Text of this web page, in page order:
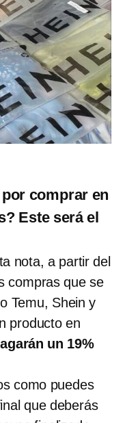
comprar en
Este será el
nota, a partir del
compras que se
Temu, Shein y
producto en
un 19%
como puedes
que deberás